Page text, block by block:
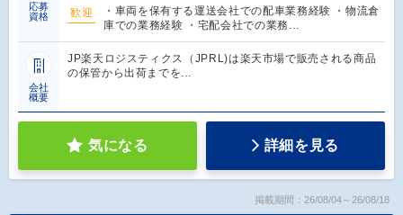
応募
資格
歓迎
・⾞両を保有する運送会社での配⾞業務経験 ・物流倉
庫での業務経験 ・宅配会社での業務…
会社
概要
JP楽天ロジスティクス（JPRL)は楽天市場で販売される商品
の保管から出荷までを…
気になる 詳細を見る
掲載期間：26/08/04～26/08/18